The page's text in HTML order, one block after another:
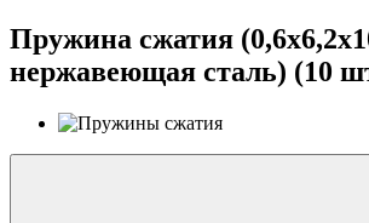
Пружина сжатия
нержавеющая сталь) (10